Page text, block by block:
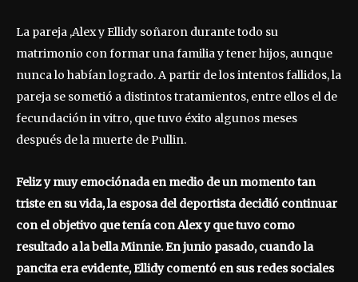
La pareja ,Alex y Ellidy soñaron durante todo su
matrimonio con formar una familia y tener hijos, aunque
nunca lo habían logrado. A partir de los intentos fallidos, la
pareja se sometió a distintos tratamientos, entre ellos el de
fecundación in vitro, que tuvo éxito algunos meses
después de la muerte de Pullin.
Feliz y muy emociónada en medio de un momento tan
triste en su vida, la esposa del deportista decidió continuar
con el objetivo que tenía con Alex y que tuvo como
resultado a la bella Minnie. En junio pasado, cuando la
pancita era evidente, Ellidy comentó en sus redes sociales